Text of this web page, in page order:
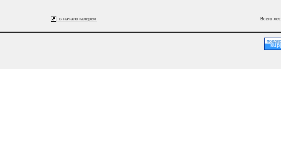
в начало галереи Всего